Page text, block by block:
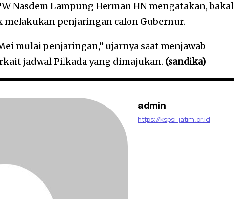
Nasdem Lampung Herman HN mengatakan, bakal
melakukan penjaringan calon Gubernur.
mulai penjaringan,” ujarnya saat menjawab
jadwal Pilkada yang dimajukan. (sandika)
admin
https://kspsi-jatim.or.id